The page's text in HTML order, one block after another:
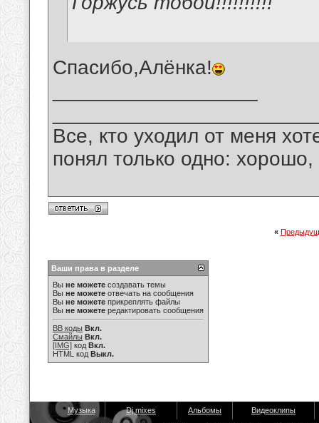
Спасибо,Алёнка!
Все, кто уходил от меня
понял только одно:
«
Ваши права в разделе
Вы не можете создавать темы
Вы не можете отвечать на сообщения
Вы не можете прикреплять файлы
Вы не можете редактировать сообщения
BB коды Вкл.
Смайлы Вкл.
[IMG] код Вкл.
HTML код Выкл.
Музыка Dj mixes Альбомы Видеоклипы